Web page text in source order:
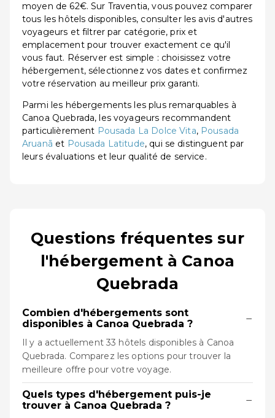
moyen de 62€. Sur Traventia, vous pouvez comparer
tous les hôtels disponibles, consulter les avis d'autres
voyageurs et filtrer par catégorie, prix et
emplacement pour trouver exactement ce qu'il
vous faut. Réserver est simple : choisissez votre
hébergement, sélectionnez vos dates et confirmez
votre réservation au meilleur prix garanti.
Parmi les hébergements les plus remarquables à
Canoa Quebrada, les voyageurs recommandent
particulièrement Pousada La Dolce Vita, Pousada
Aruanã et Pousada Latitude, qui se distinguent par
leurs évaluations et leur qualité de service.
Questions fréquentes sur
l'hébergement à Canoa
Quebrada
Combien d'hébergements sont
disponibles à Canoa Quebrada ?
−
Il y a actuellement 33 hôtels disponibles à Canoa
Quebrada. Comparez les options pour trouver la
meilleure offre pour votre voyage.
Quels types d'hébergement puis-je
trouver à Canoa Quebrada ?
−